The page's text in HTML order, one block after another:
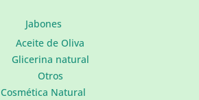
Jabones
Aceite de Oliva
Glicerina natural
Otros
Cosmética Natural